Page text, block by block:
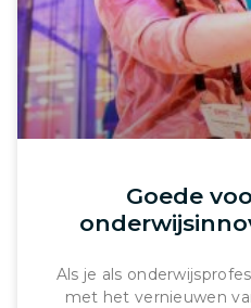
Goede
Als je als
met het vernieuwen